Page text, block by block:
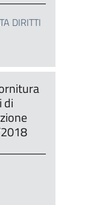
DIRITTI
di